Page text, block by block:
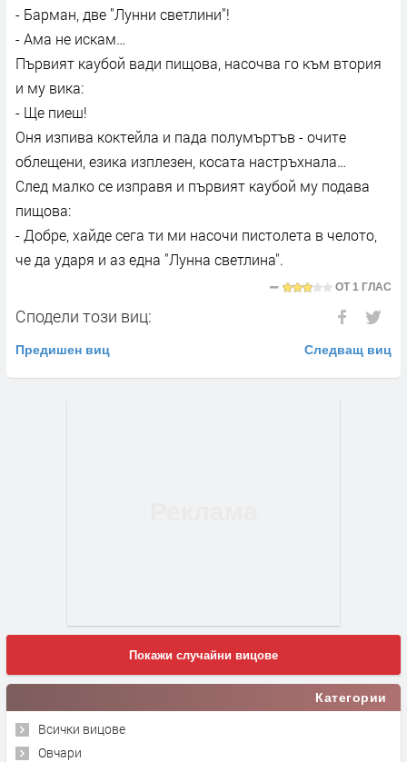
- Барман, две "Лунни светлини"!
- Ама не искам…
Първият каубой вади пищова, насочва го към втория
и му вика:
- Ще пиеш!
Оня изпива коктейла и пада полумъртъв - очите
облещени, езика изплезен, косата настръхнала…
След малко се изправя и първият каубой му подава
пищова:
- Добре, хайде сега ти ми насочи пистолета в челото,
че да ударя и аз една "Лунна светлина".
ОТ1 ГЛАС
Сподели този виц:
Предишен виц Следващ виц
Покажи случайни вицове
Категории
Всички вицове
Овчари